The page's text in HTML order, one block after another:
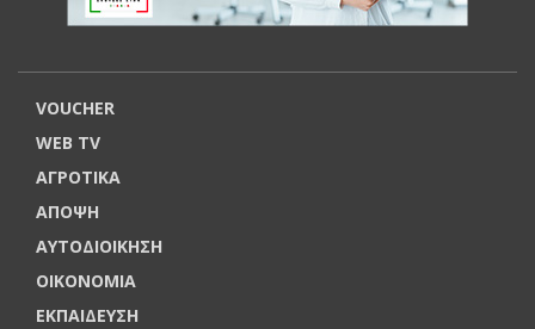
VOUCHER
WEB TV
ΑΓΡΟΤΙΚΑ
ΑΠΟΨΗ
ΑΥΤΟΔΙΟΙΚΗΣΗ
ΟΙΚΟΝΟΜΙΑ
ΕΚΠΑΙΔΕΥΣΗ